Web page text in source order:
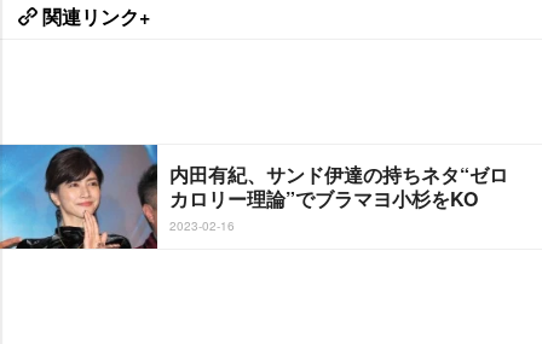
関連リンク+
内田有紀、サンド伊達の持ちネタ“ゼロ
カロリー理論”でブラマヨ小杉をKO
2023-02-16